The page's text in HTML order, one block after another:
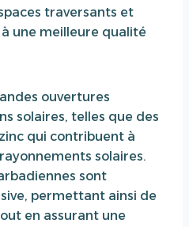
traversants et
une meilleure qualité
ouvertures
solaires, telles que des
qui contribuent à
solaires.
sont
permettant ainsi de
en assurant une